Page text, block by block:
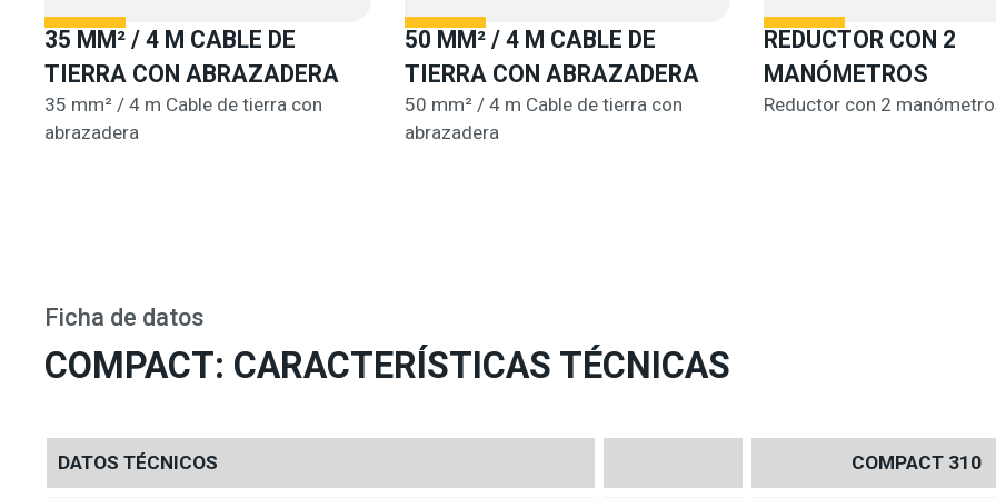
35 MM² / 4 M CABLE DE
TIERRA CON ABRAZADERA
35 mm² / 4 m Cable de tierra con
abrazadera
50 MM² / 4 M CABLE DE
TIERRA CON ABRAZADERA
50 mm² / 4 m Cable de tierra con
abrazadera
REDUCTOR CON 2
MANÓMETROS
Reductor con 2
Ficha de datos
COMPACT: CARACTERÍSTICAS TÉCNICAS
DATOS TÉCNICOS COMPACT 310